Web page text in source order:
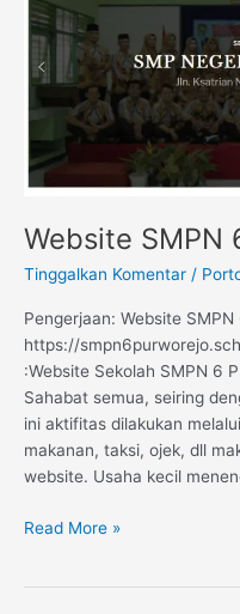
Website SMPN
Tinggalkan Komentar /
Pengerjaan: Website
https://
:Website Sekolah SMPN 6
Sahabat semua, seiring
ini aktifitas dilakukan
makanan, taksi, ojek, dll
website. Usaha kecil
Read More »